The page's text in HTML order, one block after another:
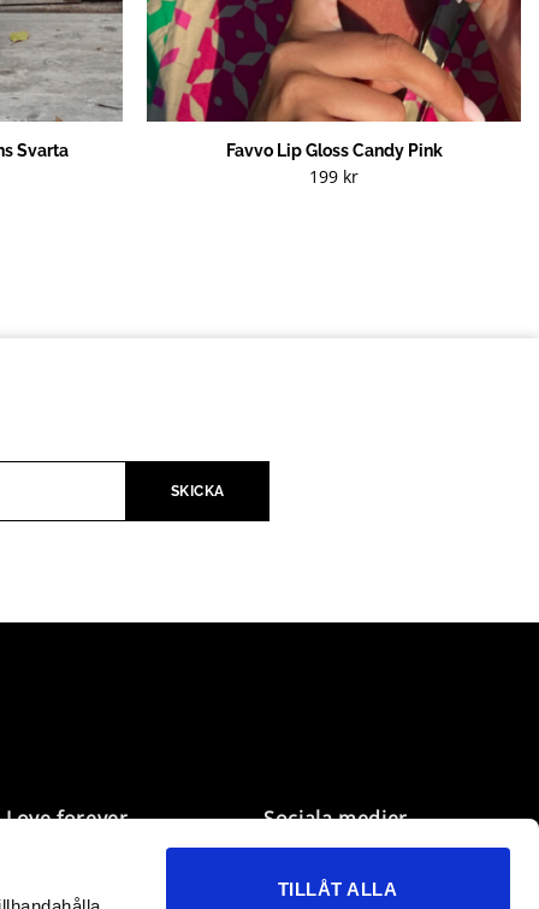
TILLÅT ALLA
Svarta Favvo Lip Gloss Candy Pink
199 kr
Love forever Sociala medier
Facebook